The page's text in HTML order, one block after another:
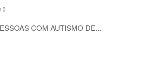
0
COM AUTISMO DE...